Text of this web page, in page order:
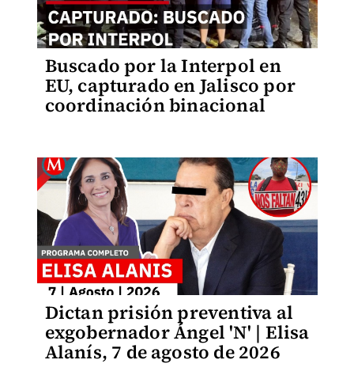
Buscado por la Interpol en
EU, capturado en Jalisco por
coordinación binacional
Dictan prisión preventiva al
exgobernador Ángel 'N' | Elisa
Alanís, 7 de agosto de 2026